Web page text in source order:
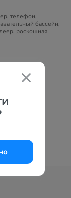
телефон,
бассейн,
роскошная